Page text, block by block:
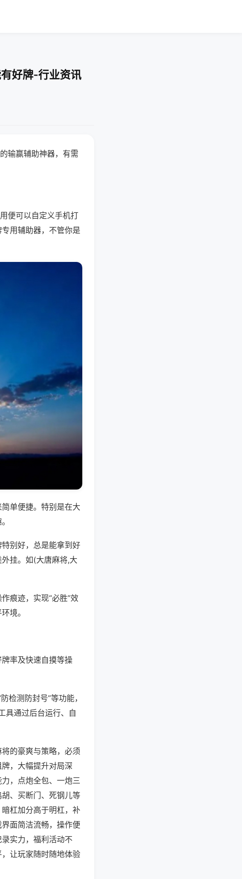
好牌-行业资讯
输赢辅助神器，有需
便可以自定义手机打
用辅助器，不管你是
单便捷。特别是在大
别好，总是能拿到好
挂。如(大唐麻将,大
痕迹，实现“必胜”效
境。
率及快速自摸等操
检测防封号”等功能，
具通过后台运行、自
的豪爽与策略，必须
，大幅提升对局深
，点炮全包、一炮三
、买断门、死钢儿等
杠加分高于明杠，补
面简洁流畅，操作便
实力，福利活动不
让玩家随时随地体验